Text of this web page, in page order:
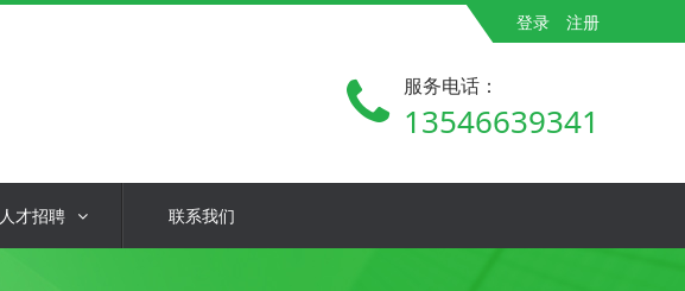
登录 注册
服务电话：
13546639341
人才招聘 联系我们